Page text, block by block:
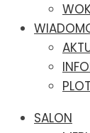
SALON